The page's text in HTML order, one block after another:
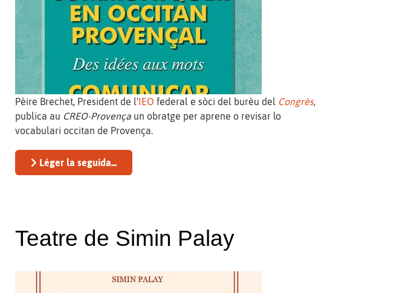
Pèire Brechet, President de l'IEO federal e sòci del burèu del Congrès,
publica au CREO-Provença un obratge per aprene o revisar lo
vocabulari occitan de Provença.
Léger la seguida...
Teatre de Simin Palay